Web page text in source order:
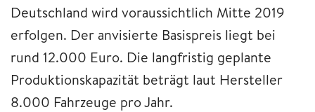
Deutschland wird voraussichtlich Mitte 2019
erfolgen. Der anvisierte Basispreis liegt bei
rund 12.000 Euro. Die langfristig geplante
Produktionskapazität beträgt laut Hersteller
8.000 Fahrzeuge pro Jahr.